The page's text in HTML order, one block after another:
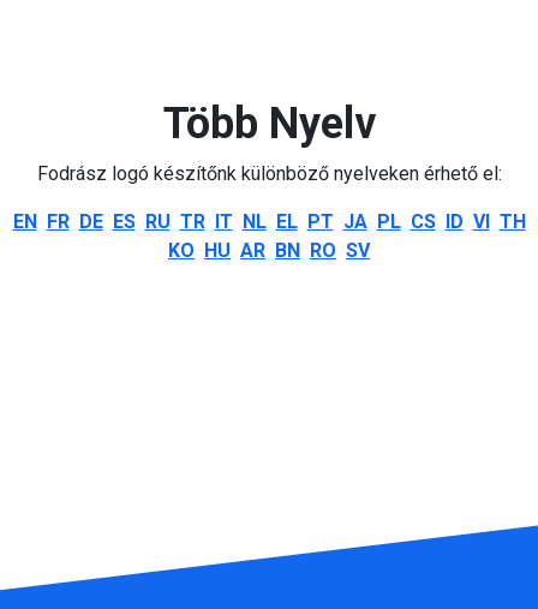
Több Nyelv
Fodrász logó készítőnk különböző nyelveken érhető el:
EN FR DE ES RU TR IT NL EL PT JA PL CS ID VI TH
KO HU AR BN RO SV